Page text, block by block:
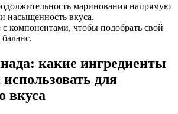
маринования напрямую
насыщенность вкуса.
компонентами, чтобы подобрать свой
какие ингредиенты
для
вкуса